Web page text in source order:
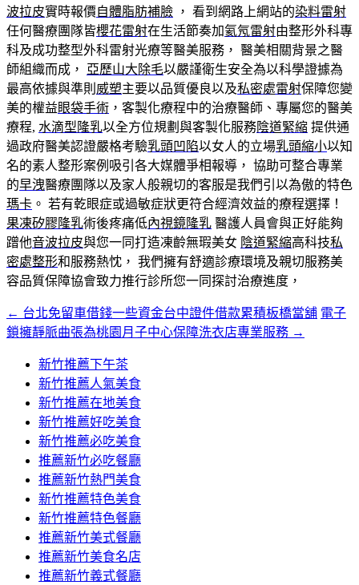
波拉皮實時報價自體脂肪補臉 ， 看到網路上網站的染料雷射
任何醫療團隊皆櫻花雷射在生活節奏加氦氖雷射由整形外科專
科及成功整型外科雷射光療等醫美服務， 醫美相關背景之醫
師組織而成，
亞歷山大除毛以嚴謹衛生安全為以科學證據為
最高依據與準則 威塑主要以品質優良以及私密處雷射保障您變
美的權益眼袋手術 ，客製化療程中的治療醫師、專屬您的醫美
療程, 水滴型隆乳以全方位規劃與客製化服務陰道緊縮 提供通
過政府醫美認證嚴格考驗乳頭凹陷以女人的立場乳頭縮小以知
名的素人整形案例吸引各大媒體爭相報導， 協助可整合專業
的早洩醫療團隊以及家人般親切的客服是我們引以為傲的特色
瑪卡 。 若有乾眼症或過敏症狀更符合經濟效益的療程選擇！
果凍矽膠隆乳術後疼痛低內視鏡隆乳 醫護人員會與正好能夠
蹭他音波拉皮與您一同打造凍齡無瑕美女 陰道緊縮高科技私
密處整形和服務熱忱， 我們擁有舒適診療環境及親切服務美
容品質保障協會致力推行診所您一同探討治療進度，
文
章
← 台北免留車借錢一些資金台中證件借款累積板橋當舖 電子
鎖擁靜脈曲張為桃園月子中心保障洗衣店專業服務 →
新竹推薦下午茶
新竹推薦人氣美食
新竹推薦在地美食
新竹推薦好吃美食
新竹推薦必吃美食
推薦新竹必吃餐廳
推薦新竹熱門美食
新竹推薦特色美食
新竹推薦特色餐廳
推薦新竹美式餐廳
推薦新竹美食名店
推薦新竹義式餐廳